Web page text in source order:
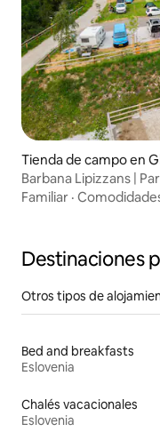
Tienda de campo en
Barbana Lipizzans |
electricidad
Familiar ·
Destinaciones
Otros tipos de
Bed and breakfasts
Eslovenia
Chalés vacacionales
Eslovenia